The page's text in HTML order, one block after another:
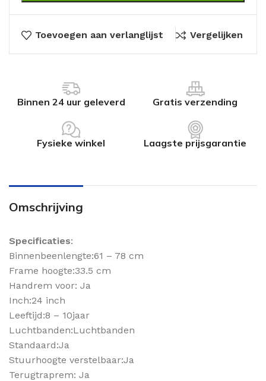
Toevoegen aan verlanglijst Vergelijken
Binnen 24 uur geleverd Gratis verzending
Fysieke winkel Laagste prijsgarantie
Omschrijving
Specificaties:
Binnenbeenlengte:61 – 78 cm
Frame hoogte:33.5 cm
Handrem voor: Ja
Inch:24 inch
Leeftijd:8 – 10jaar
Luchtbanden:Luchtbanden
Standaard:Ja
Stuurhoogte verstelbaar:Ja
Terugtraprem: Ja